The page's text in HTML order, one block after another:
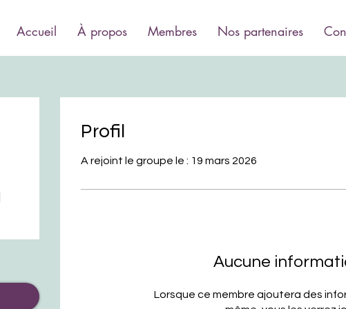
Accueil À propos Membres Nos partenaires
Profil
A rejoint le groupe le : 19 mars 2026
Aucune
Lorsque ce membre ajoutera des